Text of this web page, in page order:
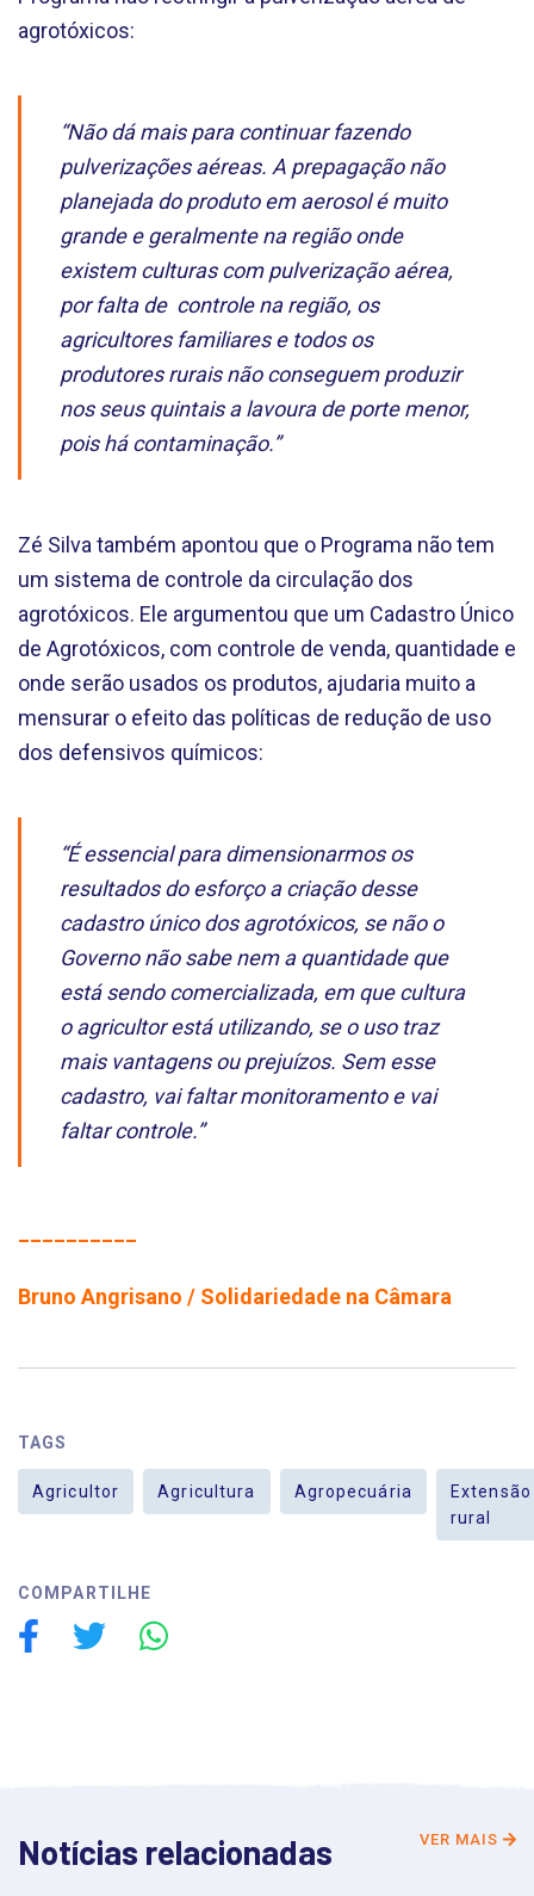
agrotóxicos:
“Não dá mais para continuar fazendo
pulverizações aéreas. A prepagação não
planejada do produto em aerosol é muito
grande e geralmente na região onde
existem culturas com pulverização aérea,
por falta de controle na região, os
agricultores familiares e todos os
produtores rurais não conseguem produzir
nos seus quintais a lavoura de porte menor,
pois há contaminação.”
Zé Silva também apontou que o Programa não tem
um sistema de controle da circulação dos
agrotóxicos. Ele argumentou que um Cadastro Único
de Agrotóxicos, com controle de venda, quantidade e
onde serão usados os produtos, ajudaria muito a
mensurar o efeito das políticas de redução de uso
dos defensivos químicos:
“É essencial para dimensionarmos os
resultados do esforço a criação desse
cadastro único dos agrotóxicos, se não o
Governo não sabe nem a quantidade que
está sendo comercializada, em que cultura
o agricultor está utilizando, se o uso traz
mais vantagens ou prejuízos. Sem esse
cadastro, vai faltar monitoramento e vai
faltar controle.”
Bruno Angrisano / Solidariedade na Câmara
TAGS
Agricultor Agricultura Agropecuária
Extensão
rural
COMPARTILHE
Notícias relacionadas VER MAIS